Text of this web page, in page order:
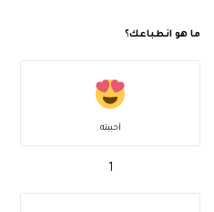
ما هو انطباعك؟
أحببته
1